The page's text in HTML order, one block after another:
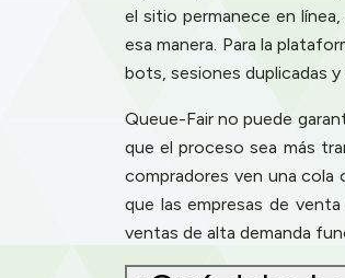
el sitio permanece en
esa manera. Para la
bots, sesiones duplicadas
Queue-Fair no puede
que el proceso sea más
compradores ven una cola
que las empresas de
ventas de alta demanda